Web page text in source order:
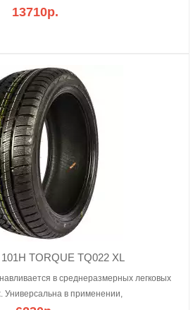
13710р.
TORQUE TQ022 XL
в среднеразмерных легковых
Универсальна в применении,